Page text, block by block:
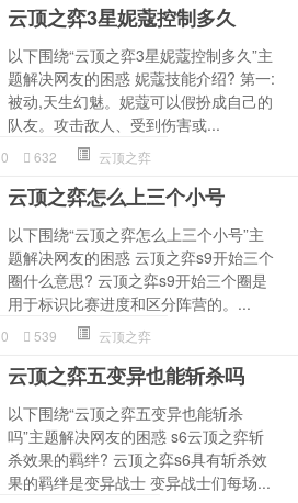
云顶之弈3星妮蔻控制多久
以下围绕“云顶之弈3星妮蔻控制多久”主
题解决网友的困惑 妮蔻技能介绍? 第一:
被动,天生幻魅。妮蔻可以假扮成自己的
队友。攻击敌人、受到伤害或...
0 632 云顶之弈
云顶之弈怎么上三个小号
以下围绕“云顶之弈怎么上三个小号”主
题解决网友的困惑 云顶之弈s9开始三个
圈什么意思? 云顶之弈s9开始三个圈是
用于标识比赛进度和区分阵营的。...
0 539 云顶之弈
云顶之弈五变异也能斩杀吗
以下围绕“云顶之弈五变异也能斩杀
吗”主题解决网友的困惑 s6云顶之弈斩
杀效果的羁绊? 云顶之弈s6具有斩杀效
果的羁绊是变异战士 变异战士们每场...